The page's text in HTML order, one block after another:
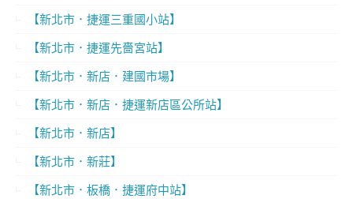
【新北市．捷運三重國小站】
【新北市．捷運先嗇宮站】
【新北市．新店．建國市場】
【新北市．新店．捷運新店區公所站】
【新北市．新店】
【新北市．新莊】
【新北市．板橋．捷運府中站】